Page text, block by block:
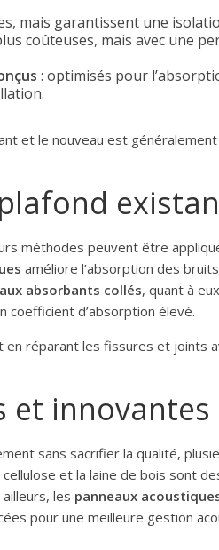
mais garantissent une
coûteuses, mais avec une
: optimisés pour
et le nouveau est
méthodes peuvent être
améliore l’absorption des
absorbants collés, quant à
coefficient d’absorption élevé.
en réparant les fissures et joints
et innovantes
sans sacrifier la qualité,
et la laine de bois sont
les panneaux
pour une meilleure gestion